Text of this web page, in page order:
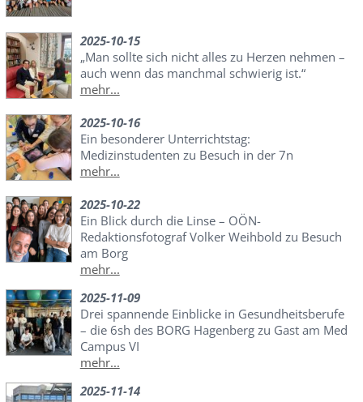
2025-10-15
„Man sollte sich nicht alles zu Herzen nehmen –
auch wenn das manchmal schwierig ist.“
mehr...
2025-10-16
Ein besonderer Unterrichtstag:
Medizinstudenten zu Besuch in der 7n
mehr...
2025-10-22
Ein Blick durch die Linse – OÖN-
Redaktionsfotograf Volker Weihbold zu Besuch
am Borg
mehr...
2025-11-09
Drei spannende Einblicke in Gesundheitsberufe
– die 6sh des BORG Hagenberg zu Gast am Med
Campus VI
mehr...
2025-11-14